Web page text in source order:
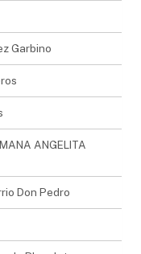
Garbino
ANGELITA
Don Pedro